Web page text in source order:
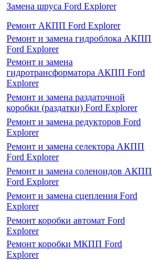
Замена шруса Ford Explorer
Ремонт АКПП Ford Explorer
Ремонт и замена гидроблока АКПП
Ford Explorer
Ремонт и замена
гидротрансформатора АКПП Ford
Explorer
Ремонт и замена раздаточной
коробки (раздатки) Ford Explorer
Ремонт и замена редукторов Ford
Explorer
Ремонт и замена селектора АКПП
Ford Explorer
Ремонт и замена соленоидов АКПП
Ford Explorer
Ремонт и замена сцепления Ford
Explorer
Ремонт коробки автомат Ford
Explorer
Ремонт коробки МКПП Ford
Explorer